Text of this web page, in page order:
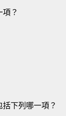
？
下列哪一項？